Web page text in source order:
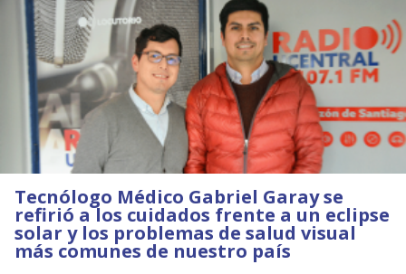
Tecnólogo Médico Gabriel Garay se
refirió a los cuidados frente a un eclipse
solar y los problemas de salud visual
más comunes de nuestro país